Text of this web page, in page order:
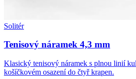
Solitér
Tenisový náramek 4,3 mm
Klasický tenisový náramek s plnou linií
košíčkovém osazení do čtyř krapen.